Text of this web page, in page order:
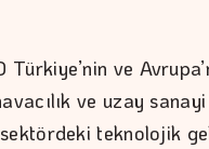
Türkiye’nin ve
ve uzay
teknolojik